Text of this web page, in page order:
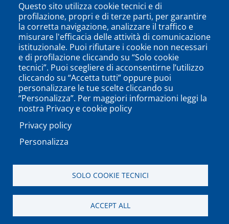
SEGUICI SU
PODCAST
Questo sito utilizza cookie tecnici e di
profilazione, propri e di terze parti, per garantire
la corretta navigazione, analizzare il traffico e
misurare l'efficacia delle attività di comunicazione
istituzionale. Puoi rifiutare i cookie non necessari
e di profilazione cliccando su “Solo cookie
tecnici”. Puoi scegliere di acconsentirne l’utilizzo
cliccando su “Accetta tutti” oppure puoi
personalizzare le tue scelte cliccando su
“Personalizza”. Per maggiori informazioni leggi la
nostra Privacy e cookie policy
Privacy policy
Personalizza
SOLO COOKIE TECNICI
ACCEPT ALL
Università degli Studi del Sannio di Benevento - Piazza
Guerrazzi, 82100 Benevento, ITALY P.IVA: 01114010620